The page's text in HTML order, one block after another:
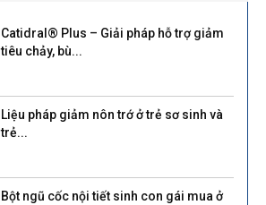
Catidral® Plus – Giải pháp hỗ trợ giảm
tiêu chảy, bù...
Liệu pháp giảm nôn trớ ở trẻ sơ sinh và
trẻ...
Bột ngũ cốc nội tiết sinh con gái mua ở